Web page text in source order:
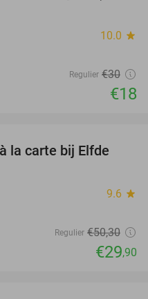
10.0 star
Regulier €30
€18
41%
la carte bij Elfde
9.6 star
Regulier €50,30
€29,90